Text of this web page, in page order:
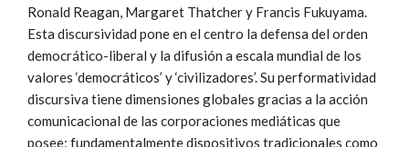
Ronald Reagan, Margaret Thatcher y Francis Fukuyama.
Esta discursividad pone en el centro la defensa del orden
democrático-liberal y la difusión a escala mundial de los
valores ‘democráticos’ y ‘civilizadores’. Su performatividad
discursiva tiene dimensiones globales gracias a la acción
comunicacional de las corporaciones mediáticas que
posee; fundamentalmente dispositivos tradicionales como